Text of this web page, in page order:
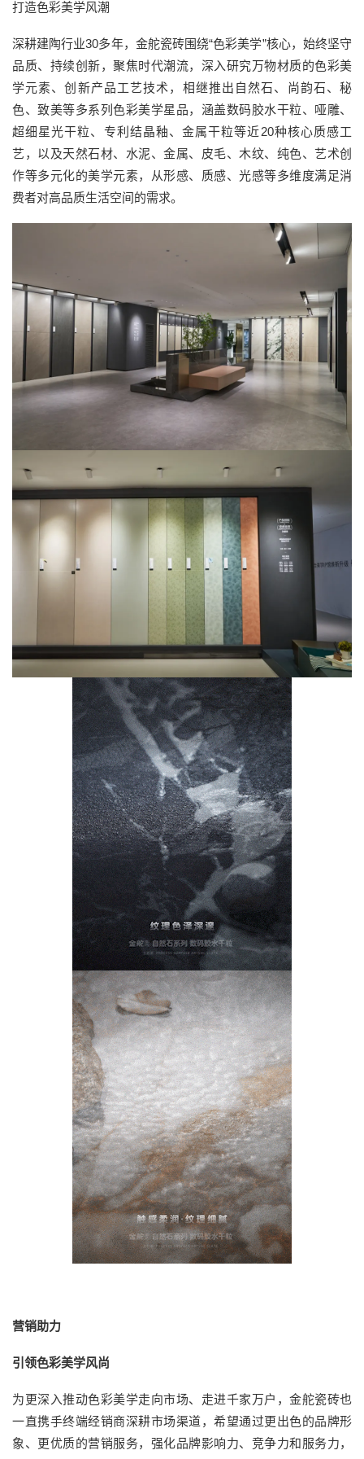
打造色彩美学风潮
深耕建陶行业30多年，金舵瓷砖围绕“色彩美学”核心，始终坚守
品质、持续创新，聚焦时代潮流，深入研究万物材质的色彩美
学元素、创新产品工艺技术，相继推出自然石、尚韵石、秘
色、致美等多系列色彩美学星品，涵盖数码胶水干粒、哑雕、
超细星光干粒、专利结晶釉、金属干粒等近20种核心质感工
艺，以及天然石材、水泥、金属、皮毛、木纹、纯色、艺术创
作等多元化的美学元素，从形感、质感、光感等多维度满足消
费者对高品质生活空间的需求。
营销助力
引领色彩美学风尚
为更深入推动色彩美学走向市场、走进千家万户，金舵瓷砖也
一直携手终端经销商深耕市场渠道，希望通过更出色的品牌形
象、更优质的营销服务，强化品牌影响力、竞争力和服务力，